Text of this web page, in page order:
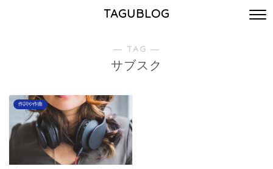
TAGUBLOG
― TAG ―
サブスク
作詞や作曲